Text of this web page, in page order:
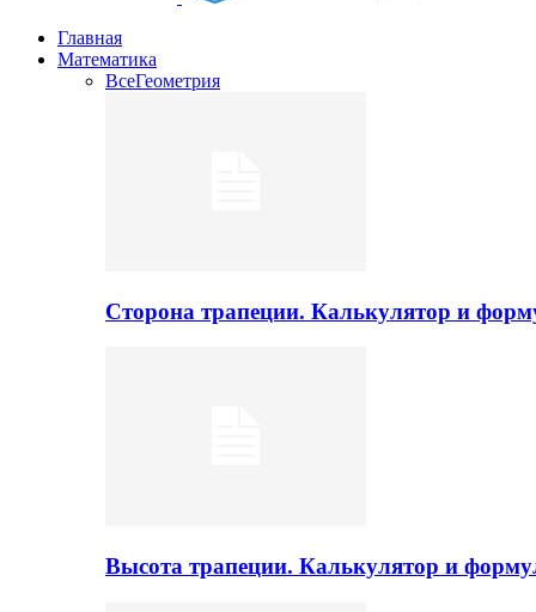
Главная
Математика
ВсеГеометрия
Сторона трапеции. Калькулятор и
Высота трапеции. Калькулятор и